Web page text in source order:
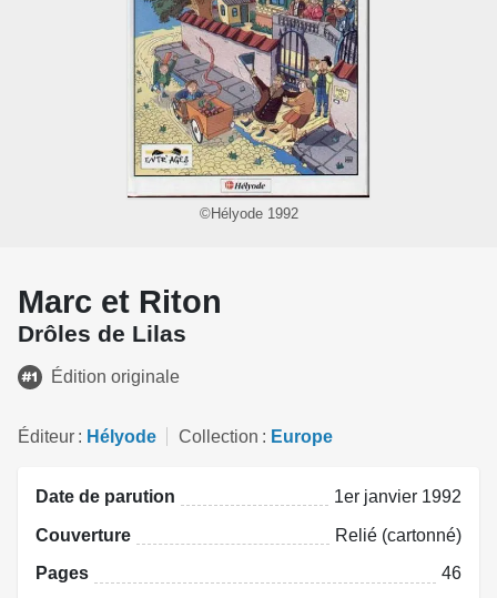
©Hélyode 1992
Marc et Riton
Drôles de Lilas
Édition originale
Éditeur Hélyode Collection Europe
Date de parution 1er janvier 1992
Couverture Relié (cartonné)
Pages 46